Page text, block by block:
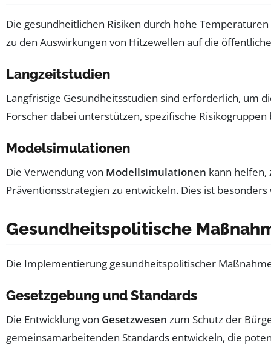
Die gesundheitlichen Risiken durch hohe
zu den Auswirkungen von Hitzewellen auf die
Langzeitstudien
Langfristige Gesundheitsstudien sind erforderlich, um
Forscher dabei unterstützen, spezifische
Modelsimulationen
Die Verwendung von Modellsimulationen kann helfen,
Präventionsstrategien zu entwickeln. Dies ist
Gesundheitspolitische
Die Implementierung gesundheitspolitischer
Gesetzgebung und Standards
Die Entwicklung von Gesetzwesen zum Schutz der
gemeinsamarbeitenden Standards entwickeln, die